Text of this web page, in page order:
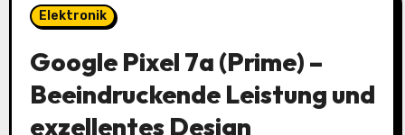
Elektronik
Google Pixel 7a (Prime) –
Beeindruckende Leistung und
exzellentes Design